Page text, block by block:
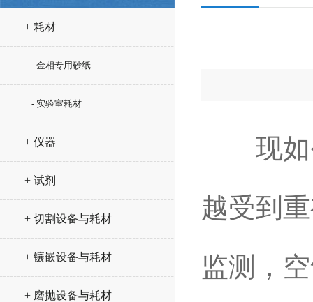
+ 耗材
- 金相专用砂纸
- 实验室耗材
+ 仪器
+ 试剂
+ 切割设备与耗材
+ 镶嵌设备与耗材
+ 磨抛设备与耗材
现如今
越受到
监测，